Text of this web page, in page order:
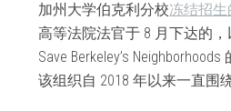
加州大学伯克利分校冻结招生
高等法院法官于 8 月下达的
Save Berkeley’s
该组织自 2018 年以来一直围